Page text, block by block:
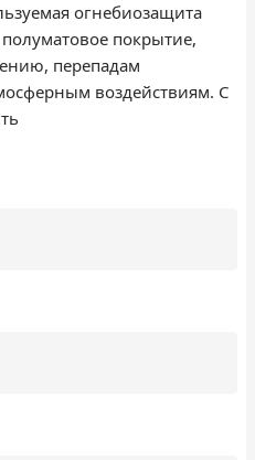
огнебиозащита
покрытие,
перепадам
воздействиям. С